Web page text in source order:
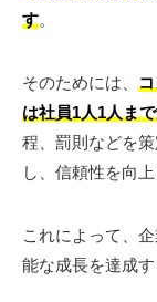
す。
そのためには、
は社員1人1人ま
程、罰則などを
し、信頼性を向
これによって、
能な成長を達成